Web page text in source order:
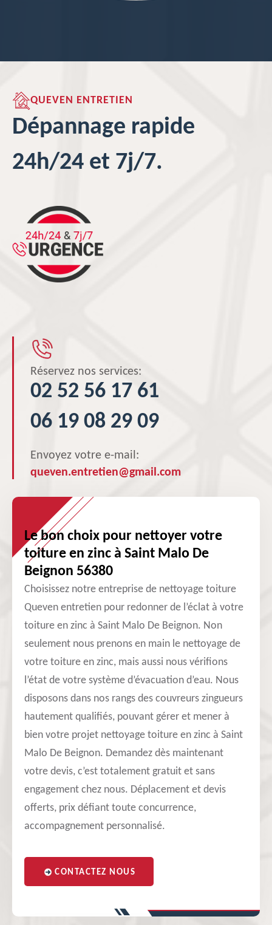
QUEVEN ENTRETIEN
Dépannage rapide
24h/24 et 7j/7.
Réservez nos services:
02 52 56 17 61
06 19 08 29 09
Envoyez votre e-mail:
queven.entretien@gmail.com
Le bon choix pour nettoyer votre
toiture en zinc à Saint Malo De
Beignon 56380
Choisissez notre entreprise de nettoyage toiture
Queven entretien pour redonner de l’éclat à votre
toiture en zinc à Saint Malo De Beignon. Non
seulement nous prenons en main le nettoyage de
votre toiture en zinc, mais aussi nous vérifions
l’état de votre système d’évacuation d’eau. Nous
disposons dans nos rangs des couvreurs zingueurs
hautement qualifiés, pouvant gérer et mener à
bien votre projet nettoyage toiture en zinc à Saint
Malo De Beignon. Demandez dès maintenant
votre devis, c’est totalement gratuit et sans
engagement chez nous. Déplacement et devis
offerts, prix défiant toute concurrence,
accompagnement personnalisé.
CONTACTEZ NOUS